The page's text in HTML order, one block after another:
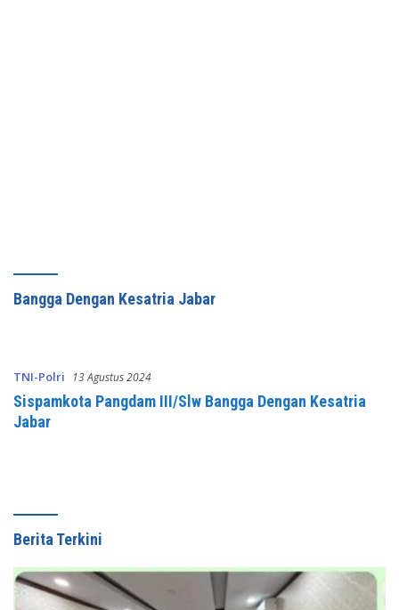
Bangga Dengan Kesatria Jabar
TNI-Polri 13 Agustus 2024
Sispamkota Pangdam III/Slw Bangga Dengan Kesatria
Jabar
Berita Terkini